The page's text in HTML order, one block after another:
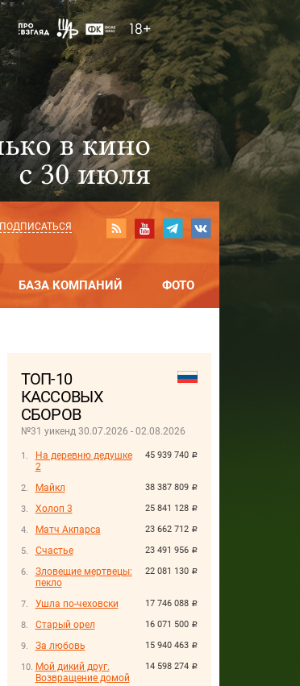
ПОДПИСАТЬСЯ
БАЗА КОМПАНИЙ ФОТО
ТОП-10
КАССОВЫХ
СБОРОВ
№31 уикенд 30.07.2026 - 02.08.2026
45 939 740 руб.
На деревню дедушке
2
38 387 809 руб.
Майкл
25 841 128 руб.
Холоп 3
23 662 712 руб.
Матч Акпарса
23 491 956 руб.
Счастье
22 081 130 руб.
Зловещие мертвецы:
пекло
17 746 088 руб.
Ушла по-чеховски
16 071 500 руб.
Старый орел
15 940 463 руб.
За любовь
14 598 274 руб.
Мой дикий друг.
Возвращение домой